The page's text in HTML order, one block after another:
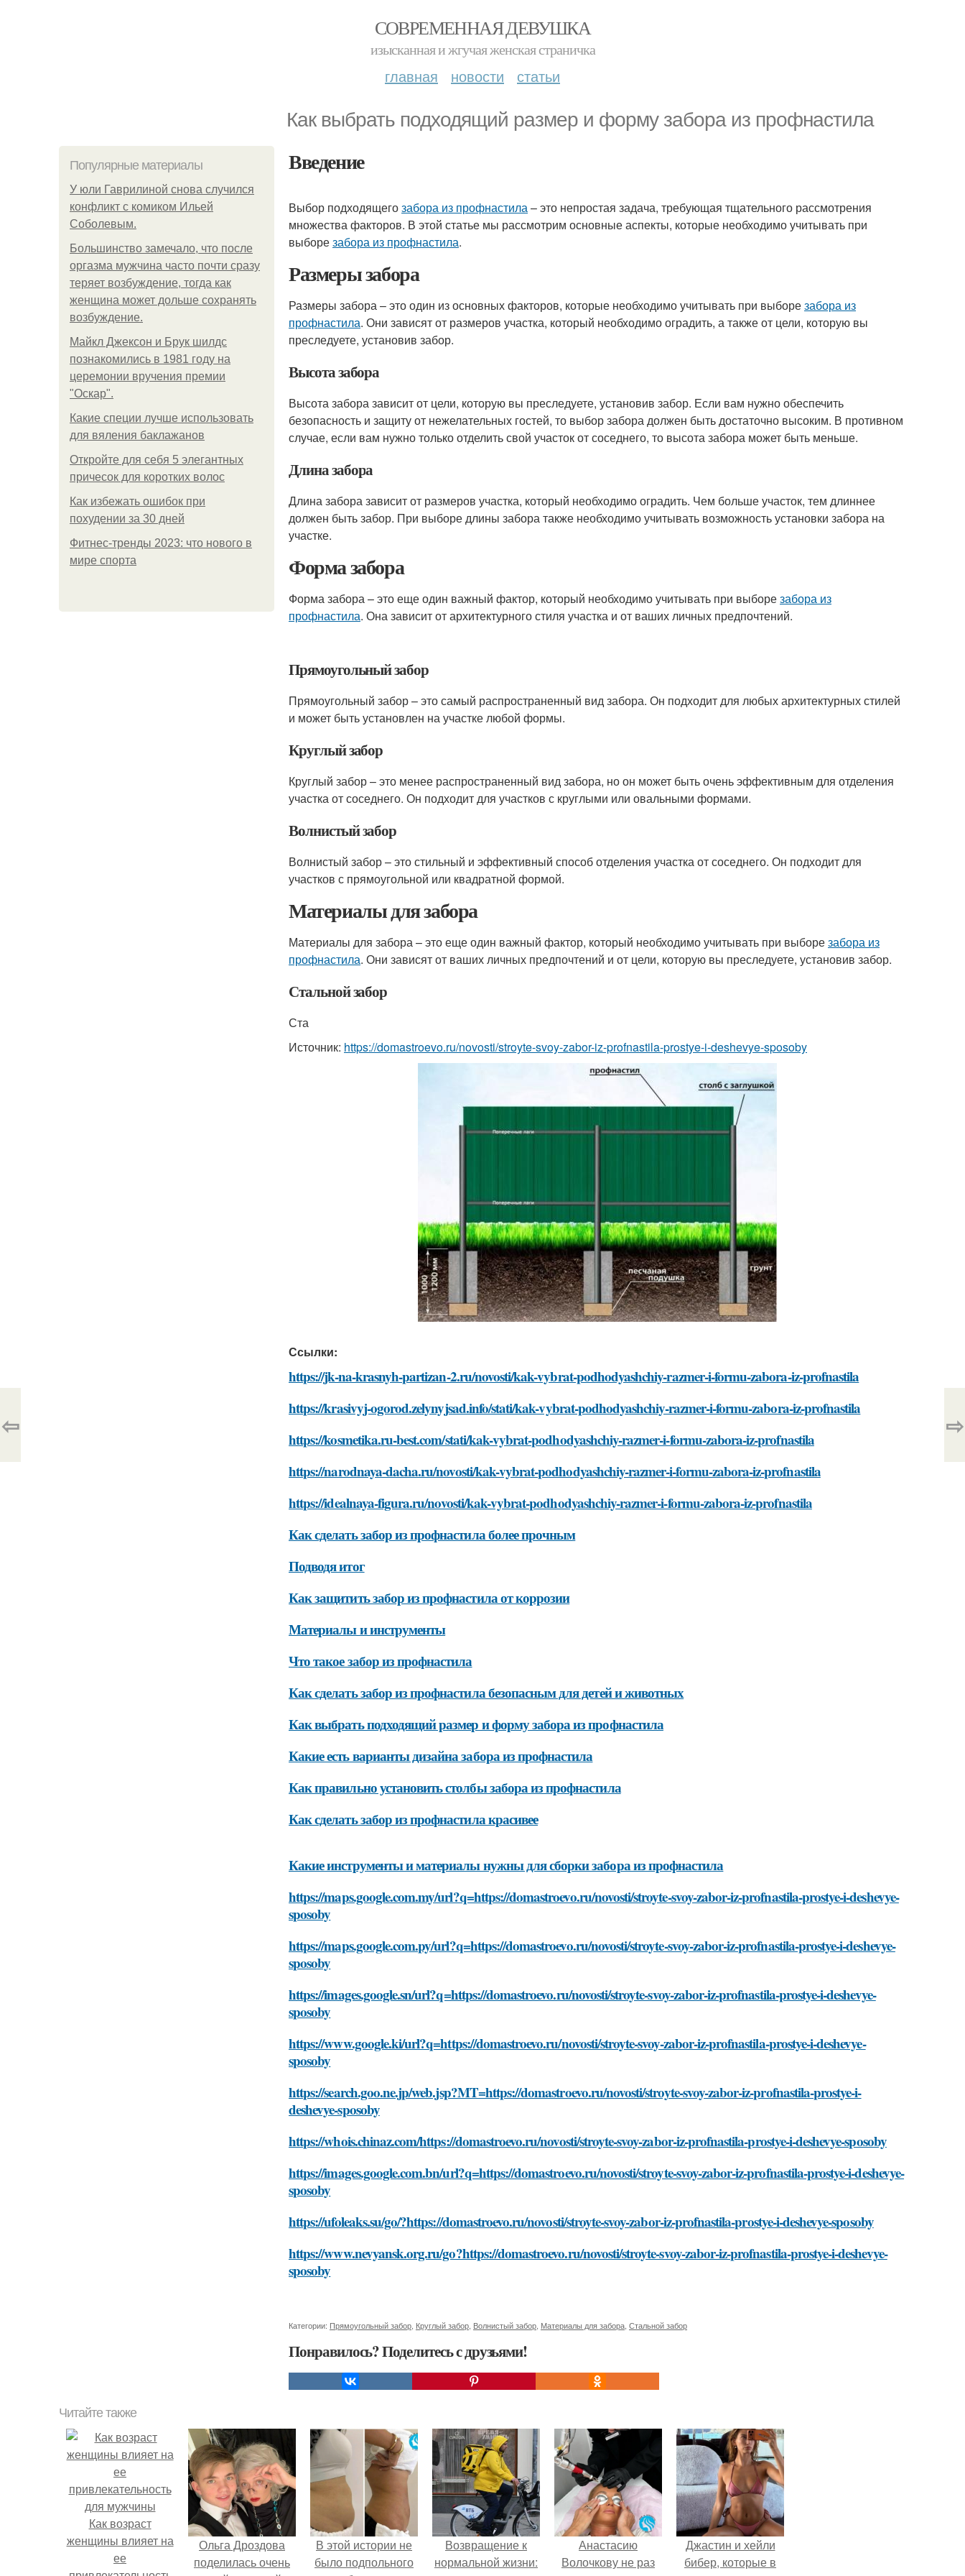
СОВРЕМЕННАЯ ДЕВУШКА
изысканная и жгучая женская страничка
главная новости статьи
Как выбрать подходящий размер и форму забора из профнастила
Популярные материалы
У юли Гаврилиной снова случился
конфликт с комиком Ильей
Соболевым.
Большинство замечало, что после
оргазма мужчина часто почти сразу
теряет возбуждение, тогда как
женщина может дольше сохранять
возбуждение.
Майкл Джексон и Брук шилдс
познакомились в 1981 году на
церемонии вручения премии
"Оскар".
Какие специи лучше использовать
для вяления баклажанов
Откройте для себя 5 элегантных
причесок для коротких волос
Как избежать ошибок при
похудении за 30 дней
Фитнес-тренды 2023: что нового в
мире спорта
Введение
Выбор подходящегозабора из профнастила– это непростая задача, требующая тщательного рассмотрения
множества факторов. В этой статье мы рассмотрим основные аспекты, которые необходимо учитывать при
выборезабора из профнастила.
Размеры забора
Размеры забора – это один из основных факторов, которые необходимо учитывать при выборезабора из
профнастила. Они зависят от размеров участка, который необходимо оградить, а также от цели, которую вы
преследуете, установив забор.
Высота забора
Высота забора зависит от цели, которую вы преследуете, установив забор. Если вам нужно обеспечить
безопасность и защиту от нежелательных гостей, то выбор забора должен быть достаточно высоким. В противном
случае, если вам нужно только отделить свой участок от соседнего, то высота забора может быть меньше.
Длина забора
Длина забора зависит от размеров участка, который необходимо оградить. Чем больше участок, тем длиннее
должен быть забор. При выборе длины забора также необходимо учитывать возможность установки забора на
участке.
Форма забора
Форма забора – это еще один важный фактор, который необходимо учитывать при выборезабора из
профнастила. Она зависит от архитектурного стиля участка и от ваших личных предпочтений.
Прямоугольный забор
Прямоугольный забор – это самый распространенный вид забора. Он подходит для любых архитектурных стилей
и может быть установлен на участке любой формы.
Круглый забор
Круглый забор – это менее распространенный вид забора, но он может быть очень эффективным для отделения
участка от соседнего. Он подходит для участков с круглыми или овальными формами.
Волнистый забор
Волнистый забор – это стильный и эффективный способ отделения участка от соседнего. Он подходит для
участков с прямоугольной или квадратной формой.
Материалы для забора
Материалы для забора – это еще один важный фактор, который необходимо учитывать при выборезабора из
профнастила. Они зависят от ваших личных предпочтений и от цели, которую вы преследуете, установив забор.
Стальной забор
Ста
Источник: https://domastroevo.ru/novosti/stroyte-svoy-zabor-iz-profnastila-prostye-i-deshevye-sposoby
Ссылки:
https://jk-na-krasnyh-partizan-2.ru/novosti/kak-vybrat-podhodyashchiy-razmer-i-formu-zabora-iz-profnastila
https://krasivyj-ogorod.zelynyjsad.info/stati/kak-vybrat-podhodyashchiy-razmer-i-formu-zabora-iz-profnastila
https://kosmetika.ru-best.com/stati/kak-vybrat-podhodyashchiy-razmer-i-formu-zabora-iz-profnastila
https://narodnaya-dacha.ru/novosti/kak-vybrat-podhodyashchiy-razmer-i-formu-zabora-iz-profnastila
https://idealnaya-figura.ru/novosti/kak-vybrat-podhodyashchiy-razmer-i-formu-zabora-iz-profnastila
Как сделать забор из профнастила более прочным
Подводя итог
Как защитить забор из профнастила от коррозии
Материалы и инструменты
Что такое забор из профнастила
Как сделать забор из профнастила безопасным для детей и животных
Как выбрать подходящий размер и форму забора из профнастила
Какие есть варианты дизайна забора из профнастила
Как правильно установить столбы забора из профнастила
Как сделать забор из профнастила красивее
Какие инструменты и материалы нужны для сборки забора из профнастила
https://maps.google.com.my/url?q=https://domastroevo.ru/novosti/stroyte-svoy-zabor-iz-profnastila-prostye-i-deshevye-
sposoby
https://maps.google.com.py/url?q=https://domastroevo.ru/novosti/stroyte-svoy-zabor-iz-profnastila-prostye-i-deshevye-
sposoby
https://images.google.sn/url?q=https://domastroevo.ru/novosti/stroyte-svoy-zabor-iz-profnastila-prostye-i-deshevye-
sposoby
https://www.google.ki/url?q=https://domastroevo.ru/novosti/stroyte-svoy-zabor-iz-profnastila-prostye-i-deshevye-
sposoby
https://search.goo.ne.jp/web.jsp?MT=https://domastroevo.ru/novosti/stroyte-svoy-zabor-iz-profnastila-prostye-i-
deshevye-sposoby
https://whois.chinaz.com/https://domastroevo.ru/novosti/stroyte-svoy-zabor-iz-profnastila-prostye-i-deshevye-sposoby
https://images.google.com.bn/url?q=https://domastroevo.ru/novosti/stroyte-svoy-zabor-iz-profnastila-prostye-i-deshevye-
sposoby
https://ufoleaks.su/go/?https://domastroevo.ru/novosti/stroyte-svoy-zabor-iz-profnastila-prostye-i-deshevye-sposoby
https://www.nevyansk.org.ru/go?https://domastroevo.ru/novosti/stroyte-svoy-zabor-iz-profnastila-prostye-i-deshevye-
sposoby
Категории: Прямоугольный забор Круглый забор Волнистый забор Материалы для забора Стальной забор
Понравилось? Поделитесь с друзьями!
⇦ ⇨
Читайте также
Как возраст
женщины влияет на
ее
Ольга Дроздова
поделилась очень
В этой истории не
было подпольного
Возвращение к
нормальной жизни:
Анастасию
Волочкову не раз
Джастин и хейли
бибер, которые в